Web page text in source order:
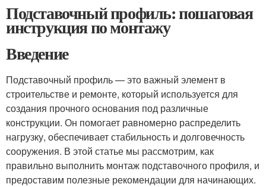
Подставочный профиль: пошаговая
инструкция по монтажу
Введение
Подставочный профиль — это важный элемент в
строительстве и ремонте, который используется для
создания прочного основания под различные
конструкции. Он помогает равномерно распределить
нагрузку, обеспечивает стабильность и долговечность
сооружения. В этой статье мы рассмотрим, как
правильно выполнить монтаж подставочного профиля, и
предоставим полезные рекомендации для начинающих.